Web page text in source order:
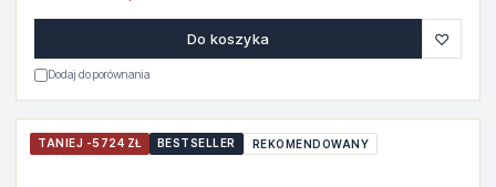
Do koszyka ♡
Dodaj do porównania
TANIEJ -5724 ZŁ BESTSELLER REKOMENDOWANY